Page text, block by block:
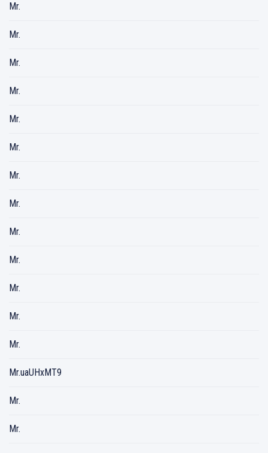
Mr.
Mr.
Mr.
Mr.
Mr.
Mr.
Mr.
Mr.
Mr.
Mr.
Mr.
Mr.
Mr.
Mr.uaUHxMT9
Mr.
Mr.